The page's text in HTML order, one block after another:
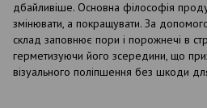
дбайливіше. Основна філософія
змінювати, а покращувати. За
склад заповнює пори і порожнечі в
герметизуючи його зсередини, що
візуального поліпшення без шкоди